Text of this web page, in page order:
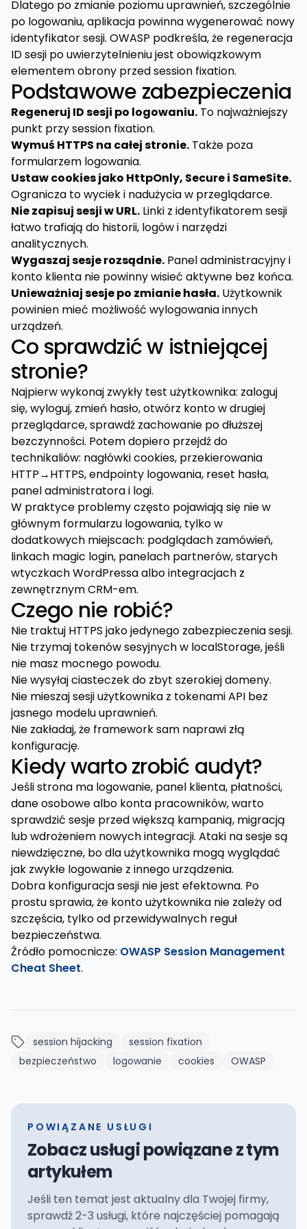
Dlatego po zmianie poziomu uprawnień, szczególnie
po logowaniu, aplikacja powinna wygenerować nowy
identyfikator sesji. OWASP podkreśla, że regeneracja
ID sesji po uwierzytelnieniu jest obowiązkowym
elementem obrony przed session fixation.
Podstawowe zabezpieczenia
Regeneruj ID sesji po logowaniu. To najważniejszy
punkt przy session fixation.
Wymuś HTTPS na całej stronie. Także poza
formularzem logowania.
Ustaw cookies jako HttpOnly, Secure i SameSite.
Ogranicza to wyciek i nadużycia w przeglądarce.
Nie zapisuj sesji w URL. Linki z identyfikatorem sesji
łatwo trafiają do historii, logów i narzędzi
analitycznych.
Wygaszaj sesje rozsądnie. Panel administracyjny i
konto klienta nie powinny wisieć aktywne bez końca.
Unieważniaj sesje po zmianie hasła. Użytkownik
powinien mieć możliwość wylogowania innych
urządzeń.
Co sprawdzić w istniejącej
stronie?
Najpierw wykonaj zwykły test użytkownika: zaloguj
się, wyloguj, zmień hasło, otwórz konto w drugiej
przeglądarce, sprawdź zachowanie po dłuższej
bezczynności. Potem dopiero przejdź do
technikaliów: nagłówki cookies, przekierowania
HTTP→HTTPS, endpointy logowania, reset hasła,
panel administratora i logi.
W praktyce problemy często pojawiają się nie w
głównym formularzu logowania, tylko w
dodatkowych miejscach: podglądach zamówień,
linkach magic login, panelach partnerów, starych
wtyczkach WordPressa albo integracjach z
zewnętrznym CRM-em.
Czego nie robić?
Nie traktuj HTTPS jako jedynego zabezpieczenia sesji.
Nie trzymaj tokenów sesyjnych w localStorage, jeśli
nie masz mocnego powodu.
Nie wysyłaj ciasteczek do zbyt szerokiej domeny.
Nie mieszaj sesji użytkownika z tokenami API bez
jasnego modelu uprawnień.
Nie zakładaj, że framework sam naprawi złą
konfigurację.
Kiedy warto zrobić audyt?
Jeśli strona ma logowanie, panel klienta, płatności,
dane osobowe albo konta pracowników, warto
sprawdzić sesje przed większą kampanią, migracją
lub wdrożeniem nowych integracji. Ataki na sesje są
niewdzięczne, bo dla użytkownika mogą wyglądać
jak zwykłe logowanie z innego urządzenia.
Dobra konfiguracja sesji nie jest efektowna. Po
prostu sprawia, że konto użytkownika nie zależy od
szczęścia, tylko od przewidywalnych reguł
bezpieczeństwa.
Źródło pomocnicze: OWASP Session Management
Cheat Sheet.
session hijacking
session fixation
bezpieczeństwo
logowanie cookies OWASP
POWIĄZANE USŁUGI
Zobacz usługi powiązane z tym
artykułem
Jeśli ten temat jest aktualny dla Twojej firmy,
sprawdź 2-3 usługi, które najczęściej pomagają